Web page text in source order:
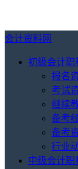
会计资料网
初级会计职
报名
考试
继续
备考
备考
行业
中级会计职
最新消息：
中级会计
中级会计职称/报
在中级会计职称
填错了是能改的